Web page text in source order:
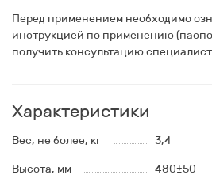
Перед применением необходимо
инструкцией по применению
получить консультацию
Характеристики
Вес, не более, кг 3,4
Высота, мм 480±50